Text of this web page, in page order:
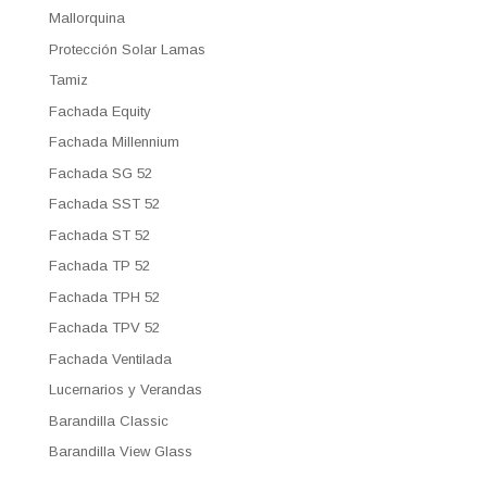
Mallorquina
Protección Solar Lamas
Tamiz
Fachada Equity
Fachada Millennium
Fachada SG 52
Fachada SST 52
Fachada ST 52
Fachada TP 52
Fachada TPH 52
Fachada TPV 52
Fachada Ventilada
Lucernarios y Verandas
Barandilla Classic
Barandilla View Glass